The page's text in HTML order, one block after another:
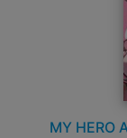
MY HERO